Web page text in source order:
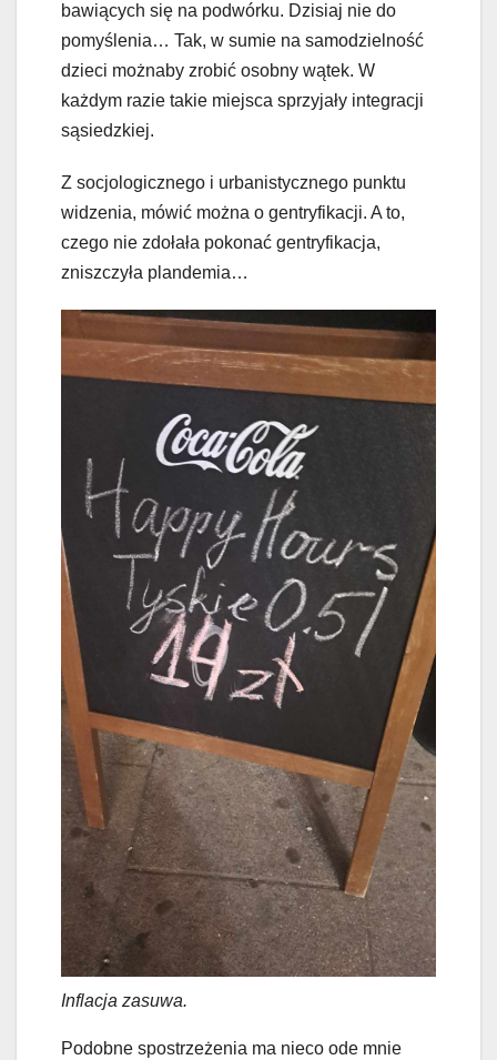
bawiących się na podwórku. Dzisiaj nie do
pomyślenia… Tak, w sumie na samodzielność
dzieci możnaby zrobić osobny wątek. W
każdym razie takie miejsca sprzyjały integracji
sąsiedzkiej.
Z socjologicznego i urbanistycznego punktu
widzenia, mówić można o gentryfikacji. A to,
czego nie zdołała pokonać gentryfikacja,
zniszczyła plandemia…
Inflacja zasuwa.
Podobne spostrzeżenia ma nieco ode mnie